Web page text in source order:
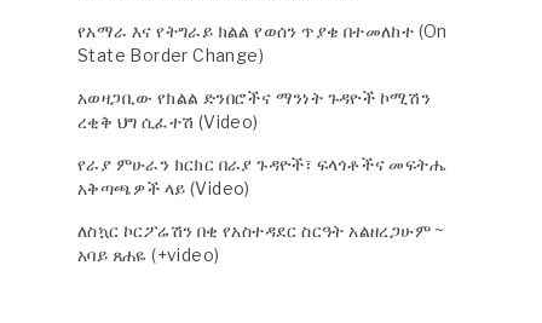
የአማራ እና የትግራይ ክልል የወሰን ጥያቄ በተመለከተ (On
State Border Change)
አወዛጋቢው የክልል ድንበሮችና ማንነት ጉዳዮች ኮሚሽን
ረቂቅ ህግ ሲፈተሽ (Video)
የራያ ምሁራን ክርክር በራያ ጉዳዮች፣ ፍላጎቶችና መፍትሔ
አቅጣጫዎች ላይ (Video)
ለስኳር ኮርፖሬሽን በቂ የአስተዳደር ስርዓት አልዘረጋሁም ~
አባይ ጸሐዬ (+video)